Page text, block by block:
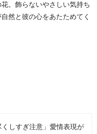
。飾らないやさしい気持ち
然と彼の心をあたためてく
くしすぎ注意」愛情表現が